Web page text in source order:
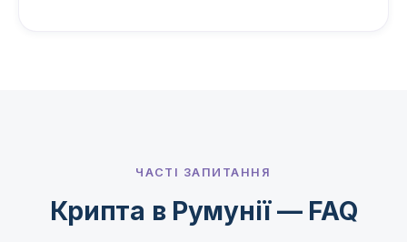
ЧАСТІ ЗАПИТАННЯ
Крипта в Румунії — FAQ